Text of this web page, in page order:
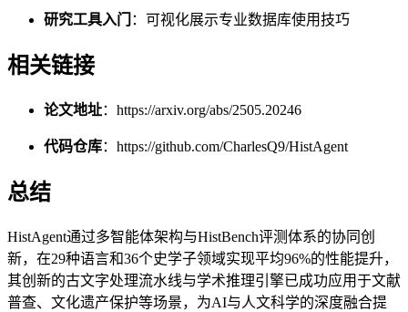
研究工具入门 ：可视化展示专业数据库使用技巧
相关链接
论文地址：https://arxiv.org/abs/2505.20246
代码仓库：https://github.com/CharlesQ9/HistAgent
总结
HistAgent通过多智能体架构与HistBench评测体系的协同创
新，在29种语言和36个史学子领域实现平均96%的性能提升，
其创新的古文字处理流水线与学术推理引擎已成功应用于文献
普查、文化遗产保护等场景，为AI与人文科学的深度融合提